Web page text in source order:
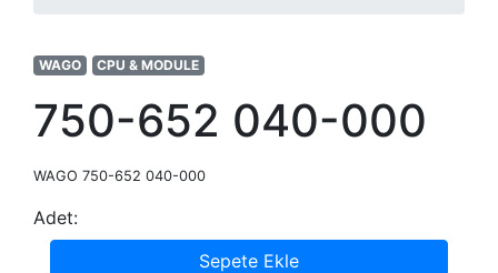
WAGO CPU & MODULE
750-652 040-000
WAGO 750-652 040-000
Adet:
Sepete Ekle